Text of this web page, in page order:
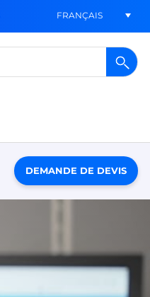
FRANÇAIS
DEMANDE DE DEVIS